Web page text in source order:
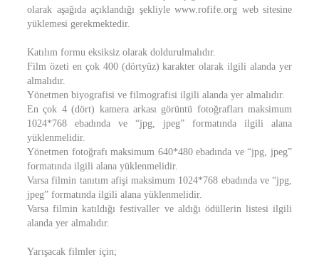
olarak aşağıda açıklandığı şekliyle www.rofife.org web sitesine
yüklemesi gerekmektedir.
Katılım formu eksiksiz olarak doldurulmalıdır.
Film özeti en çok 400 (dörtyüz) karakter olarak ilgili alanda yer
almalıdır.
Yönetmen biyografisi ve filmografisi ilgili alanda yer almalıdır.
En çok 4 (dört) kamera arkası görüntü fotoğrafları maksimum
1024*768 ebadında ve “jpg, jpeg” formatında ilgili alana
yüklenmelidir.
Yönetmen fotoğrafı maksimum 640*480 ebadında ve “jpg, jpeg”
formatında ilgili alana yüklenmelidir.
Varsa filmin tanıtım afişi maksimum 1024*768 ebadında ve “jpg,
jpeg” formatında ilgili alana yüklenmelidir.
Varsa filmin katıldığı festivaller ve aldığı ödüllerin listesi ilgili
alanda yer almalıdır.
Yarışacak filmler için;